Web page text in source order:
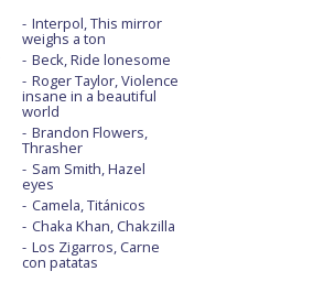
Interpol, This mirror
weighs a ton
Beck, Ride lonesome
Roger Taylor, Violence
insane in a beautiful
world
Brandon Flowers,
Thrasher
Sam Smith, Hazel
eyes
Camela, Titánicos
Chaka Khan, Chakzilla
Los Zigarros, Carne
con patatas